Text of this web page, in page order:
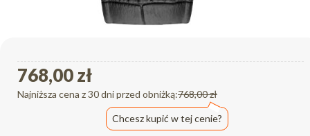
768,00 zł
Najniższa cena z 30 dni przed obniżką:768,00 zł
Chcesz kupić w tej cenie?